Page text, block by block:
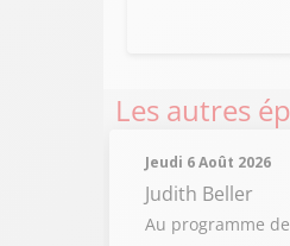
Les autres
Jeudi 6 Août 2026
Judith Beller
Au programme